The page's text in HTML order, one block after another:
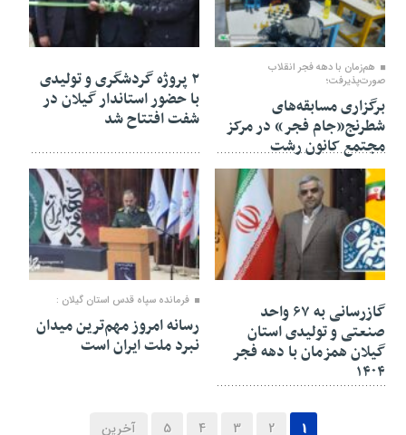
۲۱ بهمن ۱۴۰۴
هم‌زمان با دهه فجر انقلاب
صورت‌پذیرفت؛
برگزاری مسابقه‌های
شطرنج«جام فجر» در مرکز
مجتمع کانون رشت
۲ پروژه گردشگری و تولیدی
با حضور استاندار گیلان در
شفت افتتاح شد
۲۱ بهمن ۱۴۰۴
گازرسانی به ۶۷ واحد
صنعتی و تولیدی استان
گیلان همزمان با دهه فجر
۱۴۰۴
۲۱ بهمن ۱۴۰۴
فرمانده سپاه قدس استان گیلان :
رسانه امروز مهم‌ترین میدان
نبرد ملت ایران است
1
2
3
4
5 آخرین